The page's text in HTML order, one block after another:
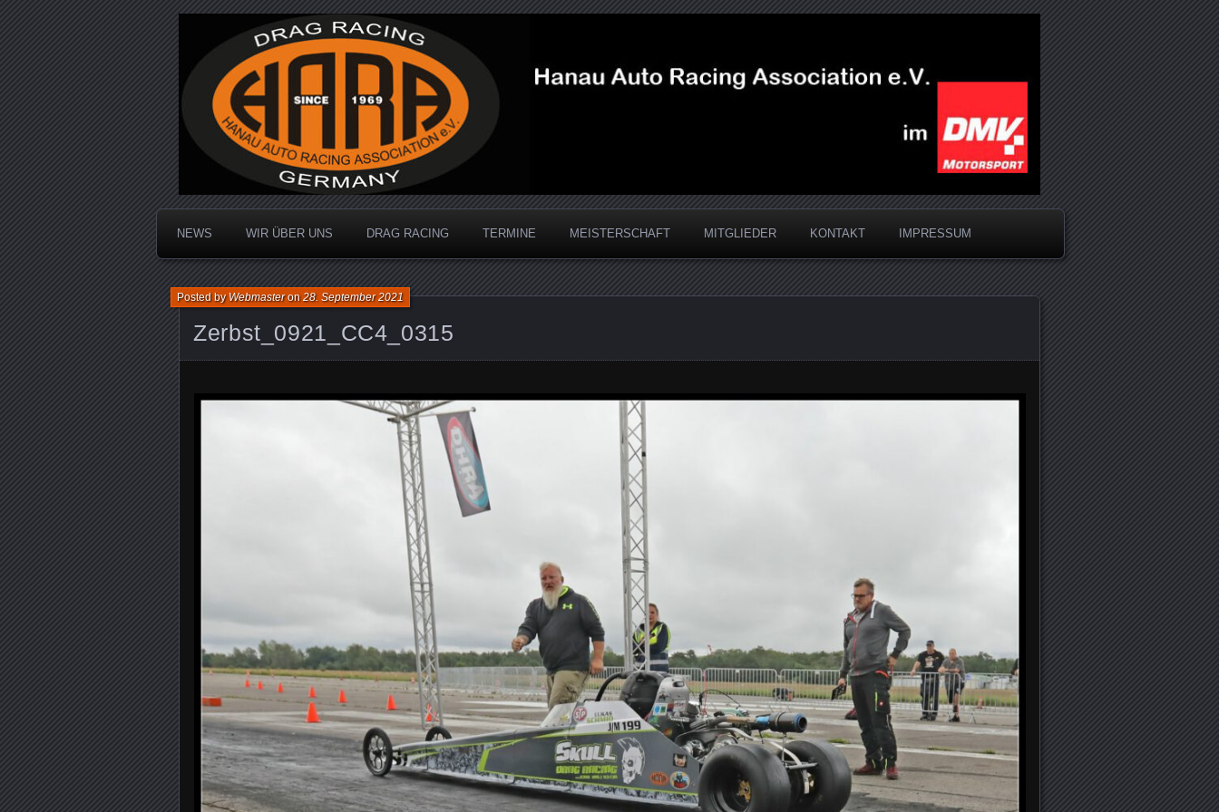
Hanau Auto Racing Association
Dragracing auf der 1/4 Meile
NEWS WIR ÜBER UNS DRAG RACING TERMINE MEISTERSCHAFT MITGLIEDER KONTAKT IMPRESSUM
Zerbst_0921_CC4_0315
Posted byWebmasteron28. September 2021